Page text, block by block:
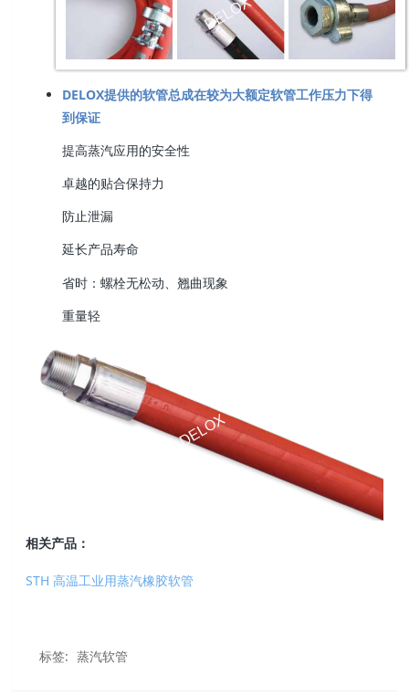
DELOX提供的软管总成在较为大额定软管工作压力下得
到保证
提高蒸汽应用的安全性
卓越的贴合保持力
防止泄漏
延长产品寿命
省时：螺栓无松动、翘曲现象
重量轻
相关产品：
STH 高温工业用蒸汽橡胶软管
标签: 蒸汽软管